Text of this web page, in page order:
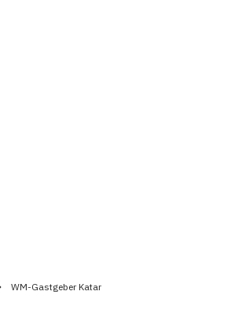
WM-Gastgeber Katar